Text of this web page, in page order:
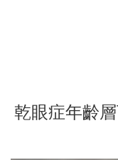
乾眼症年齡